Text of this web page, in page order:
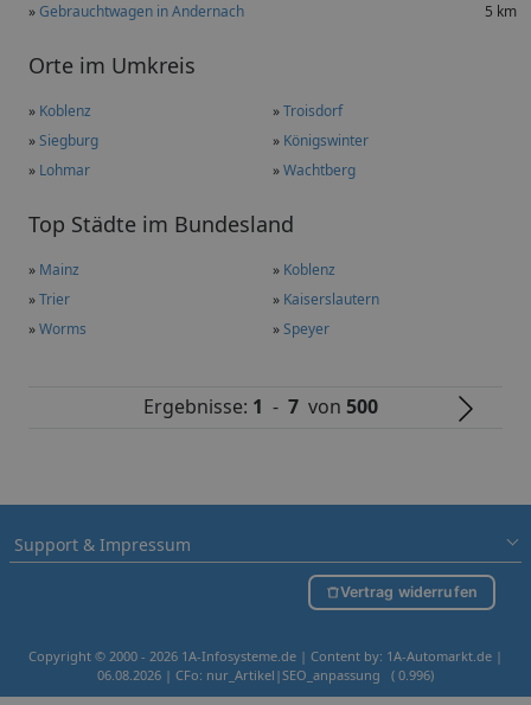
»Gebrauchtwagen in Andernach 5 km
Orte im Umkreis
» Koblenz »Troisdorf
»Siegburg » Königswinter
» Lohmar »Wachtberg
Top Städte im Bundesland
» Mainz » Koblenz
»Trier » Kaiserslautern
»Worms »Speyer
Ergebnisse: 1 - 7von 500
Support & Impressum
Vertrag widerrufen
Copyright © 2000 - 2026 1A-Infosysteme.de | Content by: 1A-Automarkt.de |
06.08.2026 | CFo: nur_Artikel|SEO_anpassung ( 0.996)